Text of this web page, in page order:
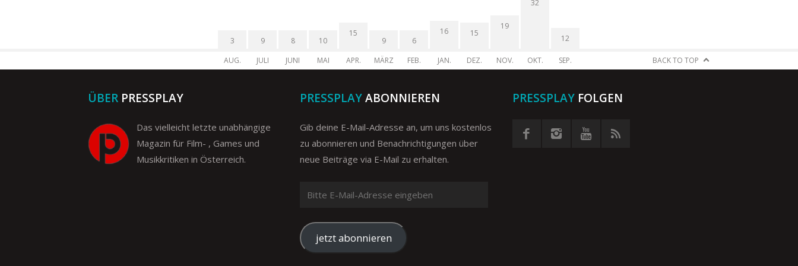
3
AUG.
9
JULI
8
JUNI
10
MAI
15
APR.
9
MÄRZ
6
FEB.
16
JAN.
15
DEZ.
19
NOV.
32
OKT.
12
SEP. BACK TO TOP
ÜBER PRESSPLAY
Das vielleicht letzte unabhängige
Magazin für Film- , Games und
Musikkritiken in Österreich.
PRESSPLAYABONNIEREN
Gib deine E-Mail-Adresse an, um uns kostenlos
zu abonnieren und Benachrichtigungen über
neue Beiträge via E-Mail zu erhalten.
Mail-
Adresse
eingeben
jetzt abonnieren
PRESSPLAYFOLGEN